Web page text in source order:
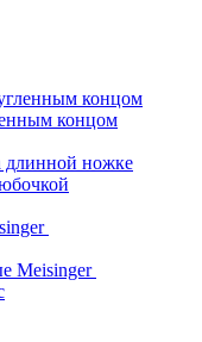
концом
концом
ножке
Meisinger